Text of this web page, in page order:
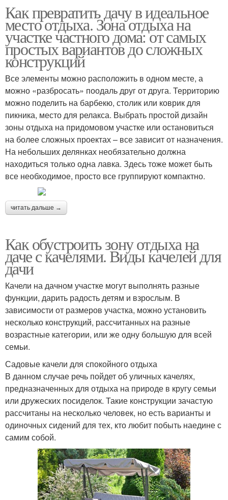
Как превратить дачу в идеальное
место отдыха. Зона отдыха на
участке частного дома: от самых
простых вариантов до сложных
конструкций
Все элементы можно расположить в одном месте, а
можно «разбросать» поодаль друг от друга. Территорию
можно поделить на барбекю, столик или коврик для
пикника, место для релакса. Выбрать простой дизайн
зоны отдыха на придомовом участке или остановиться
на более сложных проектах – все зависит от назначения.
На небольших делянках необязательно должна
находиться только одна лавка. Здесь тоже может быть
все необходимое, просто все группируют компактно.
читать дальше →
Как обустроить зону отдыха на
даче с качелями. Виды качелей для
дачи
Качели на дачном участке могут выполнять разные
функции, дарить радость детям и взрослым. В
зависимости от размеров участка, можно установить
несколько конструкций, рассчитанных на разные
возрастные категории, или же одну большую для всей
семьи.
Садовые качели для спокойного отдыха
В данном случае речь пойдет об уличных качелях,
предназначенных для отдыха на природе в кругу семьи
или дружеских посиделок. Такие конструкции зачастую
рассчитаны на несколько человек, но есть варианты и
одиночных сидений для тех, кто любит побыть наедине с
самим собой.